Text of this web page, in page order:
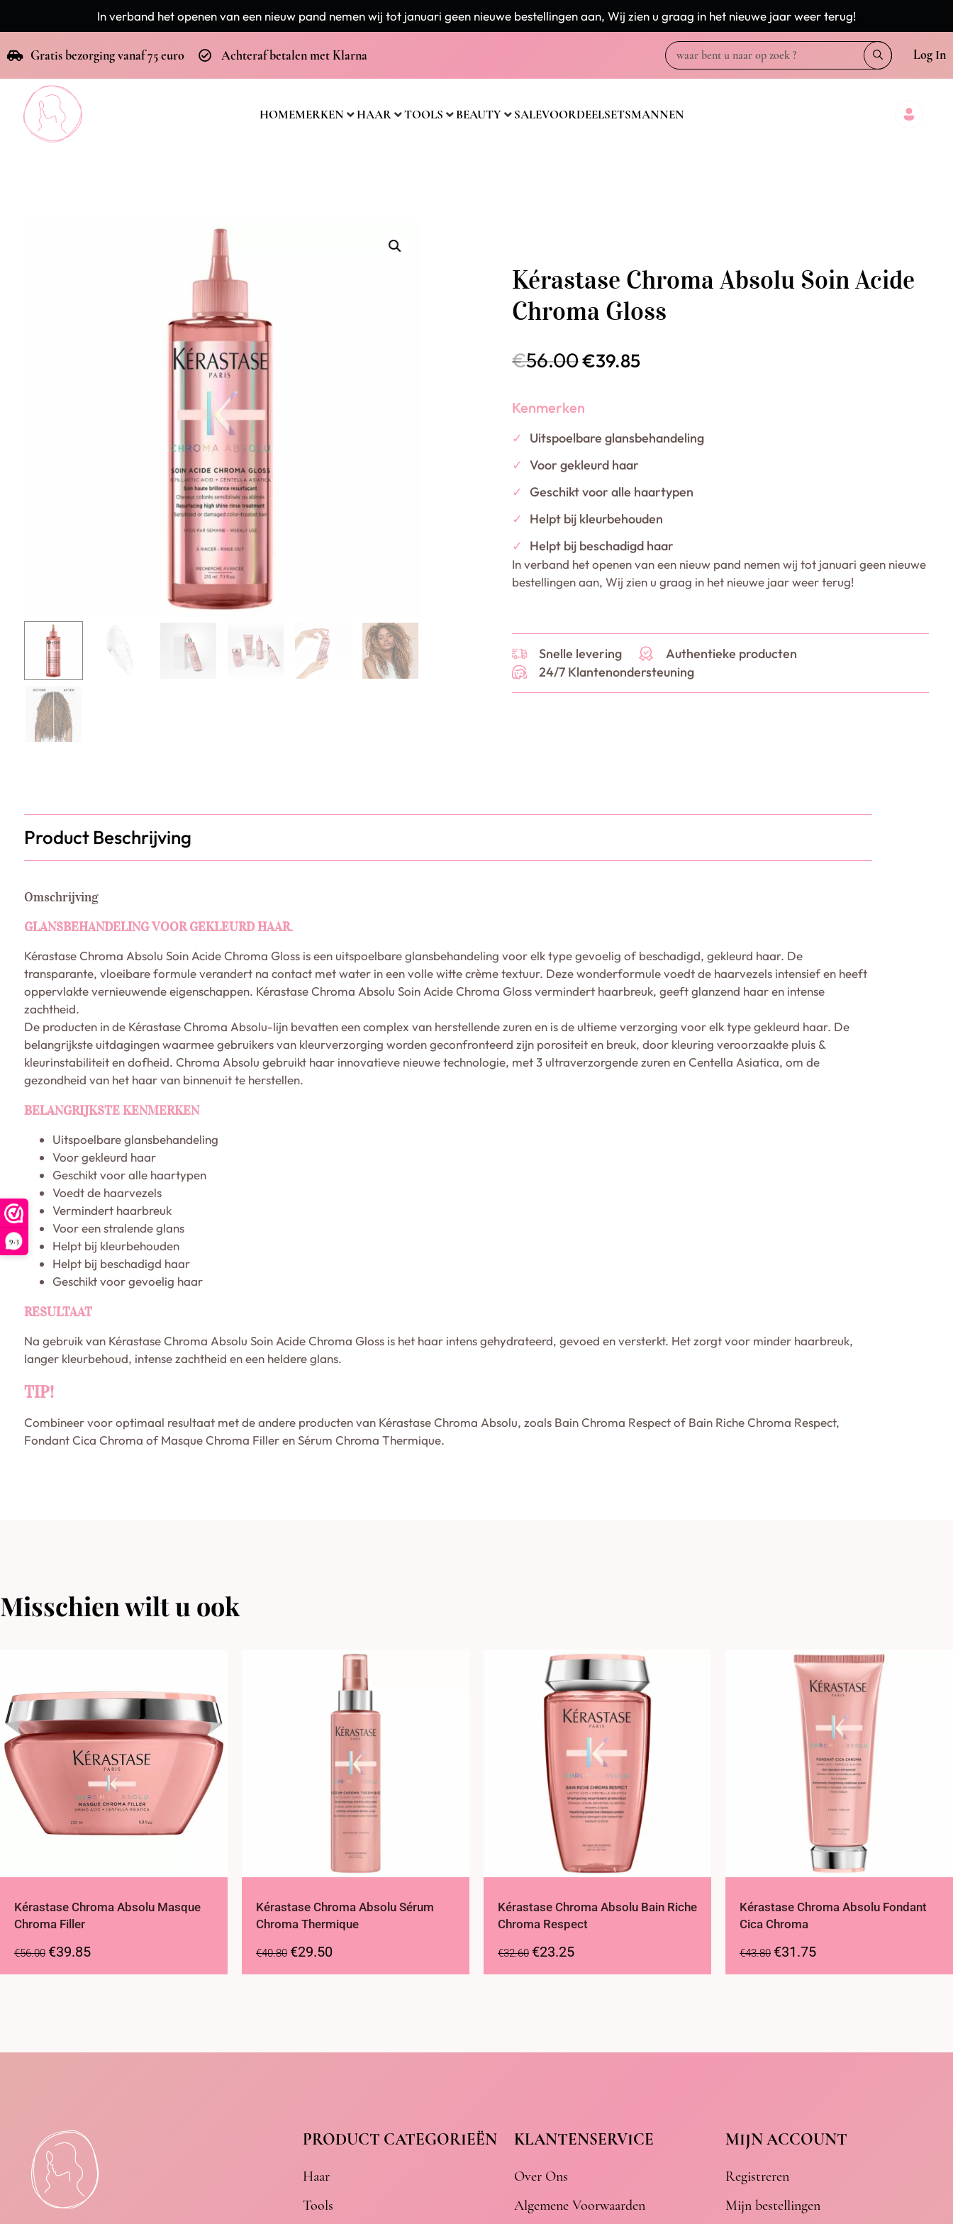
9,3
In verband het openen van een nieuw pand nemen wij tot januari geen nieuwe bestellingen aan, Wij zien u graag in het nieuwe jaar weer terug!
Gratis bezorging vanaf 75 euro Achteraf betalen met Klarna Log In
HOMEMERKEN HAAR TOOLS BEAUTY SALEVOORDEELSETSMANNEN
Kérastase Chroma Absolu Soin Acide
Chroma Gloss
€56.00€39.85
Kenmerken
✓
Uitspoelbare glansbehandeling
✓ Voor gekleurd haar
✓ Geschikt voor alle haartypen
✓
Helpt bij kleurbehouden
✓
Helpt bij beschadigd haar
In verband het openen van een nieuw pand nemen wij tot januari geen nieuwe
bestellingen aan, Wij zien u graag in het nieuwe jaar weer terug!
Snelle levering
Authentieke producten
24/7 Klantenondersteuning
Product Beschrijving
Omschrijving
GLANSBEHANDELING VOOR GEKLEURD HAAR.
Kérastase Chroma Absolu Soin Acide Chroma Gloss is een uitspoelbare glansbehandeling voor elk type gevoelig of beschadigd, gekleurd haar. De
transparante, vloeibare formule verandert na contact met water in een volle witte crème textuur. Deze wonderformule voedt de haarvezels intensief en heeft
oppervlakte vernieuwende eigenschappen. Kérastase Chroma Absolu Soin Acide Chroma Gloss vermindert haarbreuk, geeft glanzend haar en intense
zachtheid.
De producten in de Kérastase Chroma Absolu-lijn bevatten een complex van herstellende zuren en is de ultieme verzorging voor elk type gekleurd haar. De
belangrijkste uitdagingen waarmee gebruikers van kleurverzorging worden geconfronteerd zijn porositeit en breuk, door kleuring veroorzaakte pluis &
kleurinstabiliteit en dofheid. Chroma Absolu gebruikt haar innovatieve nieuwe technologie, met 3 ultraverzorgende zuren en Centella Asiatica, om de
gezondheid van het haar van binnenuit te herstellen.
BELANGRIJKSTE KENMERKEN
Uitspoelbare glansbehandeling
Voor gekleurd haar
Geschikt voor alle haartypen
Voedt de haarvezels
Vermindert haarbreuk
Voor een stralende glans
Helpt bij kleurbehouden
Helpt bij beschadigd haar
Geschikt voor gevoelig haar
RESULTAAT
Na gebruik van Kérastase Chroma Absolu Soin Acide Chroma Gloss is het haar intens gehydrateerd, gevoed en versterkt. Het zorgt voor minder haarbreuk,
langer kleurbehoud, intense zachtheid en een heldere glans.
TIP!
Combineer voor optimaal resultaat met de andere producten van Kérastase Chroma Absolu, zoals Bain Chroma Respect of Bain Riche Chroma Respect,
Fondant Cica Chroma of Masque Chroma Filler en Sérum Chroma Thermique.
Misschien wilt u ook
Kérastase Chroma Absolu Masque
Chroma Filler
€56.00 €39.85
Kérastase Chroma Absolu Sérum
Chroma Thermique
€40.80 €29.50
Kérastase Chroma Absolu Bain Riche
Chroma Respect
€32.60 €23.25
Kérastase Chroma Absolu Fondant
Cica Chroma
€43.80 €31.75
PRODUCT CATEGORIEËN
Haar
Tools
KLANTENSERVICE
Over Ons
Algemene Voorwaarden
MIJN ACCOUNT
Registreren
Mijn bestellingen